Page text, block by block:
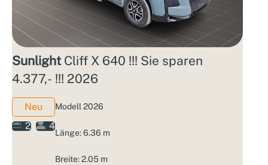
Sunlight Cliff X 640 !!! Sie sparen
4.377,- !!! 2026
Neu
2
4
Modell 2026
Länge: 6.36 m
Breite: 2.05 m